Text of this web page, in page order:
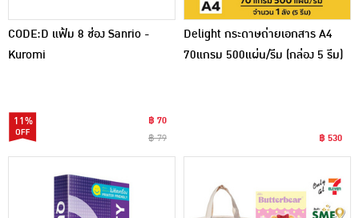
CODE:D แฟ้ม 8 ช่อง Sanrio -
Kuromi
11%
฿ 70
฿ 79
Delight กระดาษถ่ายเอกสาร A4
70แกรม 500แผ่น/รีม (กล่อง 5 รีม)
฿ 530